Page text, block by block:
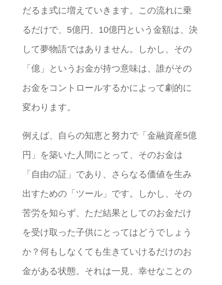
だるま式に増えていきます。この流れに乗
るだけで、5億円、10億円という金額は、決
して夢物語ではありません。しかし、その
「億」というお金が持つ意味は、誰がその
お金をコントロールするかによって劇的に
変わります。
例えば、自らの知恵と努力で「金融資産5億
円」を築いた人間にとって、そのお金は
「自由の証」であり、さらなる価値を生み
出すための「ツール」です。しかし、その
苦労を知らず、ただ結果としてのお金だけ
を受け取った子供にとってはどうでしょう
か？何もしなくても生きていけるだけのお
金がある状態。それは一見、幸せなことの